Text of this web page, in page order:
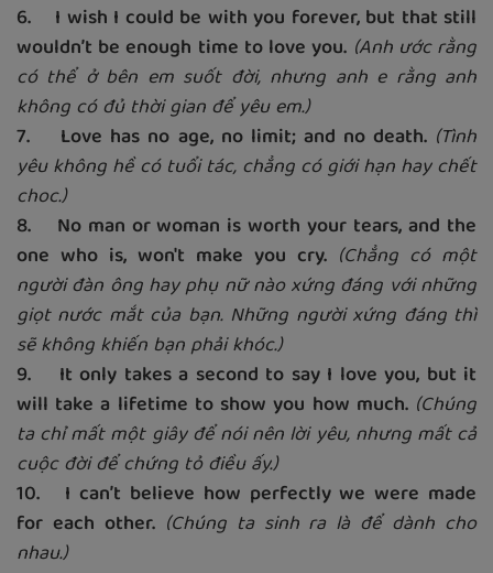
6. I wish I could be with you forever, but that still
wouldn’t be enough time to love you. (Anh ước rằng
có thể ở bên em suốt đời, nhưng anh e rằng anh
không có đủ thời gian để yêu em.)
7. Love has no age, no limit; and no death. (Tình
yêu không hề có tuổi tác, chẳng có giới hạn hay chết
choc.)
8. No man or woman is worth your tears, and the
one who is, won't make you cry. (Chẳng có một
người đàn ông hay phụ nữ nào xứng đáng với những
giọt nước mắt của bạn. Những người xứng đáng thì
sẽ không khiến bạn phải khóc.)
9. It only takes a second to say I love you, but it
will take a lifetime to show you how much. (Chúng
ta chỉ mất một giây để nói nên lời yêu, nhưng mất cả
cuộc đời để chứng tỏ điều ấy.)
10. I can’t believe how perfectly we were made
for each other. (Chúng ta sinh ra là để dành cho
nhau.)